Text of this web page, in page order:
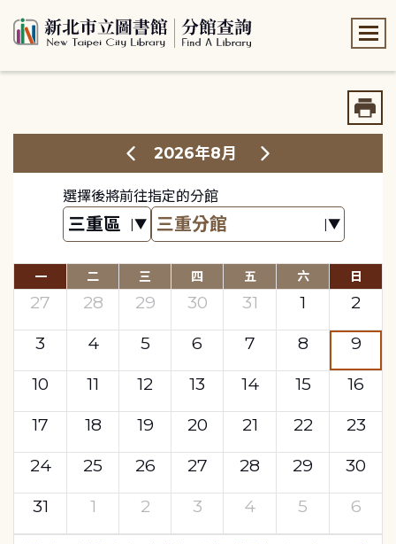
2026年8月
選擇後將前往指定的分館
一 二 三 四 五 六 日
27 28 29 30 31 1
2
3
4 5 6 7 8
9
10
11 12 13 14 15
16
17
18 19 20 21 22
23
24
25 26 27 28 29
30
31
1 2 3 4 5 6